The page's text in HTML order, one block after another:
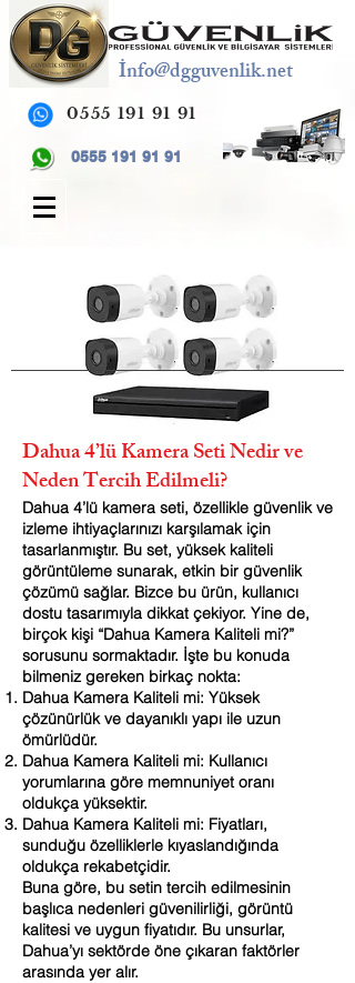
İnfo@dgguvenlik.net
0555 191 91 91
0555 191 91 91
Dahua 4’lü Kamera Seti Nedir ve
Neden Tercih Edilmeli?
Dahua 4’lü kamera seti, özellikle güvenlik ve
izleme ihtiyaçlarınızı karşılamak için
tasarlanmıştır. Bu set, yüksek kaliteli
görüntüleme sunarak, etkin bir güvenlik
çözümü sağlar. Bizce bu ürün, kullanıcı
dostu tasarımıyla dikkat çekiyor. Yine de,
birçok kişi “Dahua Kamera Kaliteli mi?”
sorusunu sormaktadır. İşte bu konuda
bilmeniz gereken birkaç nokta:
Dahua Kamera Kaliteli mi: Yüksek
çözünürlük ve dayanıklı yapı ile uzun
ömürlüdür.
Dahua Kamera Kaliteli mi: Kullanıcı
yorumlarına göre memnuniyet oranı
oldukça yüksektir.
Dahua Kamera Kaliteli mi: Fiyatları,
sunduğu özelliklerle kıyaslandığında
oldukça rekabetçidir.
Buna göre, bu setin tercih edilmesinin
başlıca nedenleri güvenilirliği, görüntü
kalitesi ve uygun fiyatıdır. Bu unsurlar,
Dahua’yı sektörde öne çıkaran faktörler
arasında yer alır.